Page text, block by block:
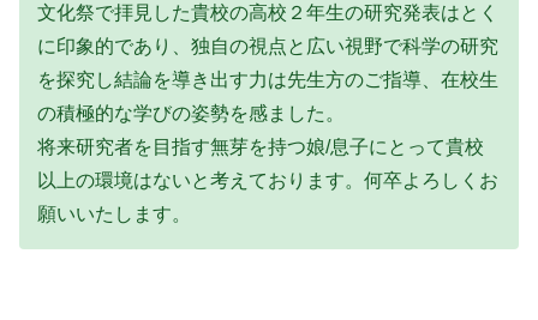
文化祭で拝見した貴校の高校２年生の研究発表はとく
に印象的であり、独自の視点と広い視野で科学の研究
を探究し結論を導き出す力は先生方のご指導、在校生
の積極的な学びの姿勢を感ました。
将来研究者を目指す無芽を持つ娘/息子にとって貴校
以上の環境はないと考えております。何卒よろしくお
願いいたします。